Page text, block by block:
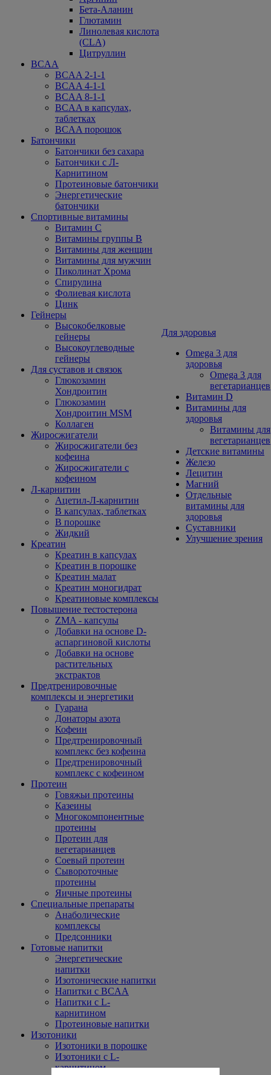
Бета-Аланин
Глютамин
Линолевая кислота
(CLA)
Цитруллин
BCAA
BCAA 2-1-1
BCAA 4-1-1
BCAA 8-1-1
BCAA в капсулах,
таблетках
BCAA порошок
Батончики
Батончики без сахара
Батончики с Л-
Карнитином
Протеиновые батончики
Энергетические
батончики
Спортивные витамины
Витамин С
Витамины группы В
Витамины для женщин
Витамины для мужчин
Пиколинат Хрома
Спирулина
Фолиевая кислота
Цинк
Гейнеры
Высокобелковые
гейнеры
Высокоуглеводные
гейнеры
Для суставов и связок
Глюкозамин
Хондроитин
Глюкозамин
Хондроитин MSM
Коллаген
Жиросжигатели
Жиросжигатели без
кофеина
Жиросжигатели с
кофеином
Л-карнитин
Ацетил-Л-карнитин
В капсулах, таблетках
В порошке
Жидкий
Креатин
Креатин в капсулах
Креатин в порошке
Креатин малат
Креатин моногидрат
Креатиновые комплексы
Повышение тестостерона
ZMA - капсулы
Добавки на основе D-
аспаргиновой кислоты
Добавки на основе
растительных
экстрактов
Предтренировочные
комплексы и энергетики
Гуарана
Донаторы азота
Кофеин
Предтренировочный
комплекс без кофеина
Предтренировочный
комплекс с кофеином
Протеин
Говяжьи протеины
Казеины
Многокомпонентные
протеины
Протеин для
вегетарианцев
Соевый протеин
Сывороточные
протеины
Яичные протеины
Специальные препараты
Анаболические
комплексы
Предсонники
Готовые напитки
Энергетические
напитки
Изотонические напитки
Напитки с BCAA
Напитки с L-
карнитином
Протеиновые напитки
Изотоники
Изотоники в порошке
Изотоники с L-
карнитином
Для здоровья
Omega 3 для
здоровья
Omega 3 для
вегетарианцев
Витамин D
Витамины для
здоровья
Витамины для
вегетарианцев
Детские витамины
Железо
Лецитин
Магний
Отдельные
витамины для
здоровья
Суставники
Улучшение зрения